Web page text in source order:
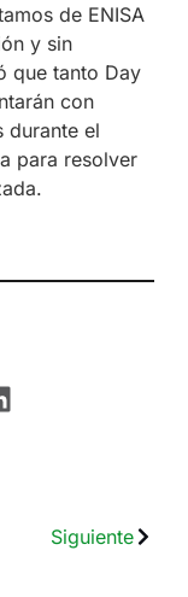
de ENISA
y sin
que tanto Day
con
durante el
para resolver
Siguiente